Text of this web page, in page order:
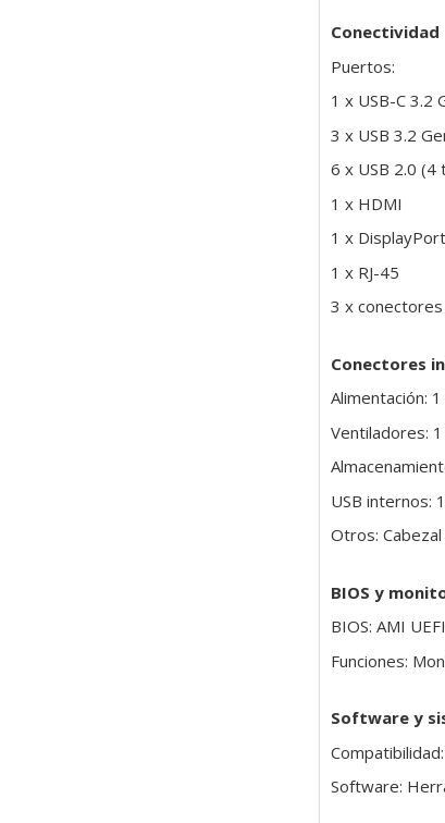
Conectividad
Puertos:
1 x USB-C 3.2
3 x USB 3.2
6 x USB 2.0
1 x HDMI
1 x DisplayPort
1 x RJ-45
3 x
Conectores
Alimentación:
Ventiladores:
USB internos:
Otros:
BIOS y
BIOS: AMI
Funciones:
Software y
Software: